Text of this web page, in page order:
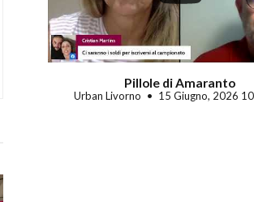
Pillole di Amaranto
Urban Livorno 15 Giugno, 2026